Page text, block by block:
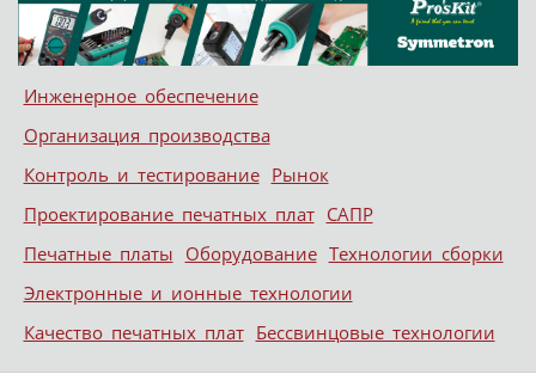
Меню
Skip to content
Инженерное обеспечение
Организация производства
Контроль и тестирование Рынок
Проектирование печатных плат САПР
Печатные платы Оборудование Технологии сборки
Электронные и ионные технологии
Качество печатных плат Бессвинцовые технологии